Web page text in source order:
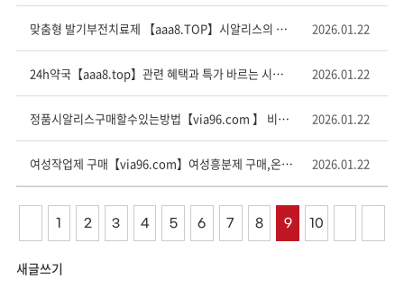
맞춤형 발기부전치료제 【aaa8.TOP】시알리스의 구매 구입 100mg 1정에 500원 2026.01.22
24h약국【aaa8.tоp】관련 혜택과 특가 바르는 시알리스구매 2026.01.22
정품시알­리스구매할수있는방법【via96.com 】 비아그라 약국 판매가격 2026.01.22
여성작업제 구매【via96.com】여성흥분제 구매,온라인 구입 방법 및 사이트 검색 2026.01.22
1 2 3 4 5 6 7 8 9 10
새글쓰기